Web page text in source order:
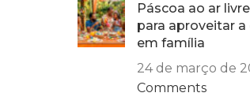
Páscoa ao ar
para aproveitar a
em família
24 de março de
Comments